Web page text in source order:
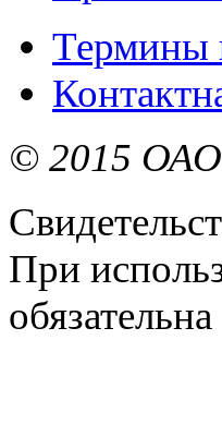
Термины
© 2015
При
обязательна